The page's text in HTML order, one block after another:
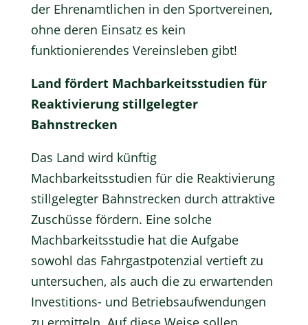
der Ehrenamtlichen in den Sportvereinen,
ohne deren Einsatz es kein
funktionierendes Vereinsleben gibt!
Land fördert Machbarkeitsstudien für
Reaktivierung stillgelegter
Bahnstrecken
Das Land wird künftig
Machbarkeitsstudien für die Reaktivierung
stillgelegter Bahnstrecken durch attraktive
Zuschüsse fördern. Eine solche
Machbarkeitsstudie hat die Aufgabe
sowohl das Fahrgastpotenzial vertieft zu
untersuchen, als auch die zu erwartenden
Investitions- und Betriebsaufwendungen